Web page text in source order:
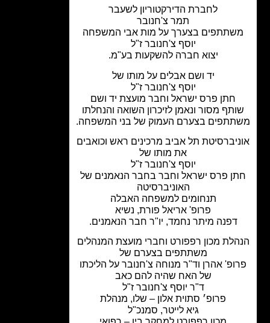
לחברת הדירקטוריון לשעבר
תמר צ'חנובר
בצערך על מות אבי המשפחה
יוסף צ'חנובר ז"ל
יצוא חברה להשקעות בע"מ.
יד ושם אבלים על מותו של
יוסף צ'חנובר ז"ל
חתן פרס ישראל וחבר מועצת יד ושם
מסור ונאמן לזיכרון השואה והנחלתו
בצערם העמוק של בני המשפחה.
תל אביב מרכינים ראש וכואבים
את מותו של
יוסף צ'חנובר ז"ל
פרס ישראל וחבר בחבר הנאמנים של
האוניברסיטה
תנחומים למשפחה האבלה
פרופ' אריאל פורת, נשיא
דפנה מיתר נחמד, יו"ר חבר הנאמנים.
מכון רפפורט וחברי מועצת המנהלים
משתתפים בצערם של
אהרן וד"ר מנוחה צ'חנובר על הליכתו
של האח שהיה להם כאב
ד"ר יוסף צ'חנובר ז"ל
פרופ׳ סתוית אלון – שלו, מנהלת
גיא לייטר, סמנכ"ל